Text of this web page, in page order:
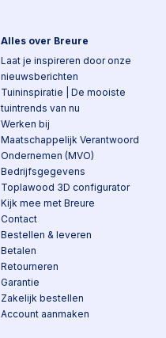
Alles over Breure
Laat je inspireren door onze
nieuwsberichten
Tuininspiratie | De mooiste
tuintrends van nu
Werken bij
Maatschappelijk Verantwoord
Ondernemen (MVO)
Bedrijfsgegevens
Toplawood 3D configurator
Kijk mee met Breure
Contact
Bestellen & leveren
Betalen
Retourneren
Garantie
Zakelijk bestellen
Account aanmaken